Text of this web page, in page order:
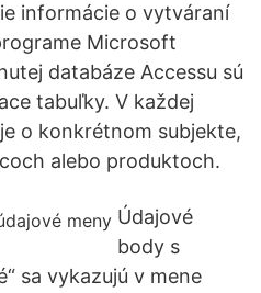
informácie o vytváraní
Microsoft
databáze Accessu sú
tabuľky. V každej
o konkrétnom subjekte,
alebo produktoch.
Údajové
body s
sa vykazujú v mene